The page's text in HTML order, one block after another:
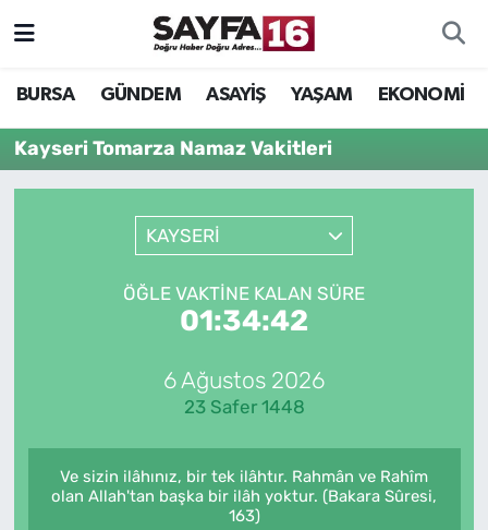
BURSA GÜNDEM ASAYİŞ YAŞAM EKONOMİ
Kayseri Tomarza Namaz Vakitleri
KAYSERİ
ÖĞLE VAKTINE KALAN SÜRE
01:34:42
6 Ağustos 2026
23 Safer 1448
Ve sizin ilâhınız, bir tek ilâhtır. Rahmân ve Rahîm
olan Allah'tan başka bir ilâh yoktur. (Bakara Sûresi,
163)
ÖZEL HABER
İNCELEME
MAGAZİN
DÜNYA
EĞİTİM
Hava Durumu
Trafik Durumu
TFF 2.Lig Beyaz Grup Puan Durumu ve Fikstür
Tüm Manşetler
Son Dakika Haberleri